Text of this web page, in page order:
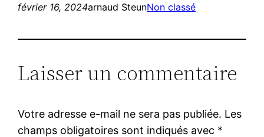
février 16, 2024arnaud SteunNon classé
Laisser un commentaire
Votre adresse e-mail ne sera pas publiée. Les
champs obligatoires sont indiqués avec *